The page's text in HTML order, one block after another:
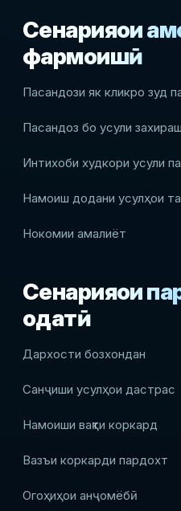
Сенарияҳои
фармоишӣ
Пасандози як кликро зуд
Пасандоз бо усули
Интихоби худкори усули
Намоиш додани усулҳои
Нокомии амалиёт
Сенарияҳои
одатӣ
Дархости бозхондан
Санҷиши усулҳои дастрас
Намоиши вақти коркард
Вазъи коркарди пардохт
Огоҳиҳои анҷомёбӣ